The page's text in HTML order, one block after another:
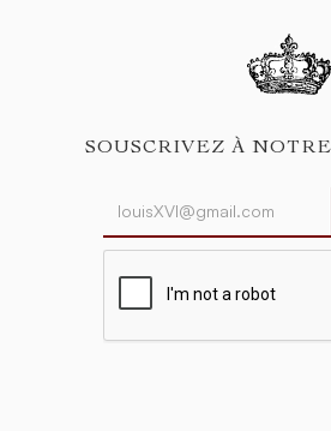
SOUSCRIVEZ À